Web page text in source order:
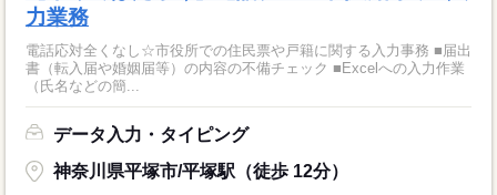
力業務
電話応対全くなし☆市役所での住民票や戸籍に関する入力事務 ■届出
書（転入届や婚姻届等）の内容の不備チェック ■Excelへの入力作業
（氏名などの簡...
データ入力・タイピング
神奈川県平塚市/平塚駅（徒歩 12分）